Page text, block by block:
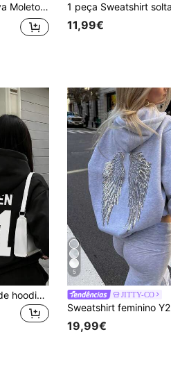
professores, volta às aulas, formatura, uso diário, agasalho de inverno, elegante e versátil
11,99€
Conjunto de 2 peças de hoodie oversized, sweatshirt de ombros caídos com forro polar e estampado King Queen 01 reversível, mistura de algodão macio, unissexo, lisa, para inverno
5
JITTY-CO
19,99€